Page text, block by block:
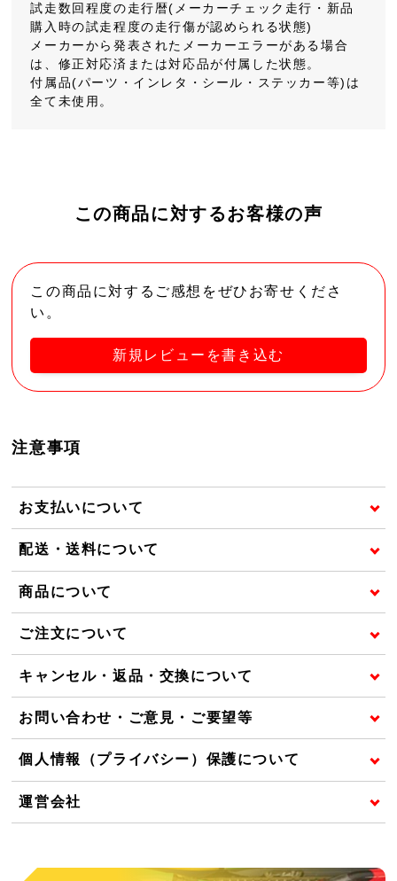
試走数回程度の走行暦(メーカーチェック走行・新品
購入時の試走程度の走行傷が認められる状態)
メーカーから発表されたメーカーエラーがある場合
は、修正対応済または対応品が付属した状態。
付属品(パーツ・インレタ・シール・ステッカー等)は
全て未使用。
この商品に対するお客様の声
この商品に対するご感想をぜひお寄せくださ
い。
新規レビューを書き込む
注意事項
お支払いについて
配送・送料について
商品について
ご注文について
キャンセル・返品・交換について
お問い合わせ・ご意見・ご要望等
個人情報（プライバシー）保護について
運営会社